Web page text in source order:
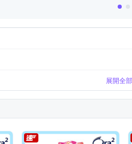
薄荷展開全部